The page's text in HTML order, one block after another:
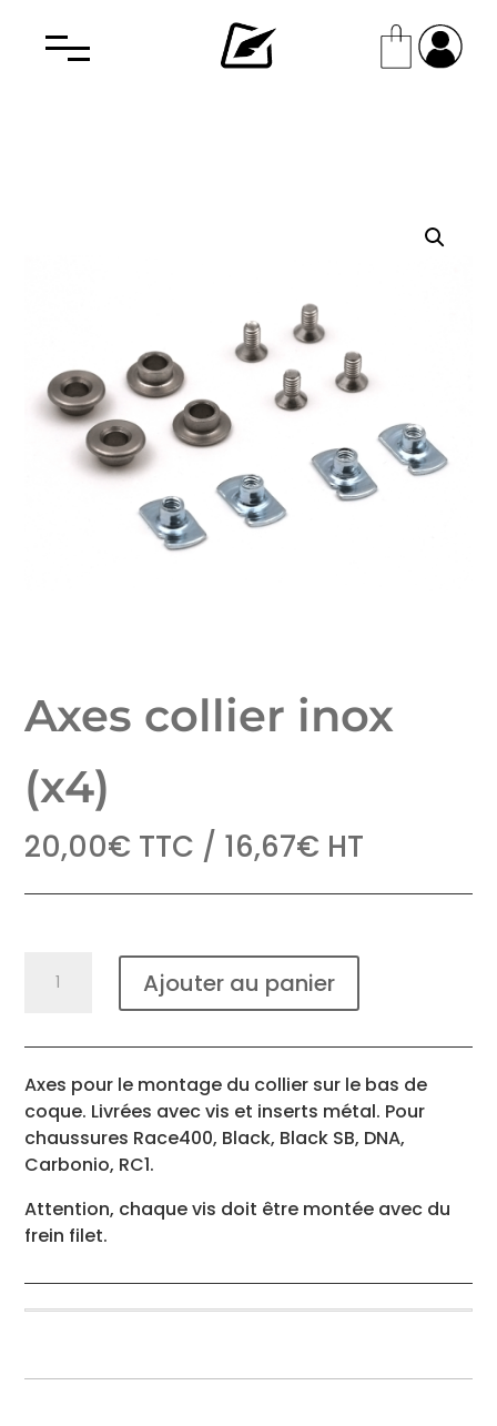
Axes collier inox
(x4)
20,00€ TTC / 16,67€ HT
collier
(x4)
Ajouter au panier
Axes pour le montage du collier sur le bas de
coque. Livrées avec vis et inserts métal. Pour
chaussures Race400, Black, Black SB, DNA,
Carbonio, RC1.
Attention, chaque vis doit être montée avec du
frein filet.